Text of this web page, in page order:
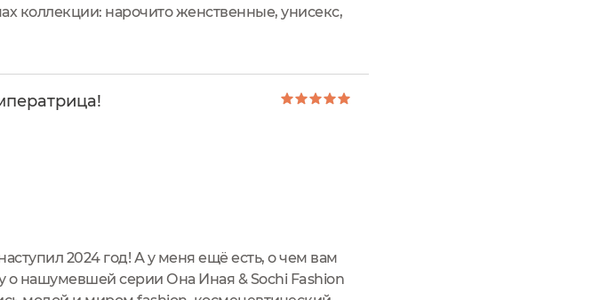
коллекции: нарочито женственные, унисекс,
2024 год! А у меня ещё есть, о чем вам
о нашумевшей серии Она Иная & Sochi Fashion